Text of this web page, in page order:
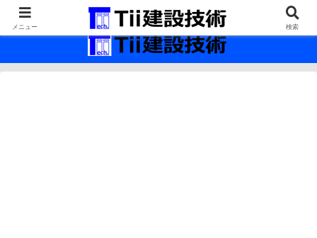
最新の建設技術の情報インフラ。
メニュー 検索